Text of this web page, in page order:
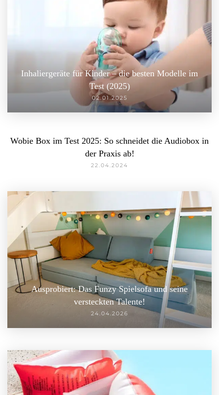
Inhaliergeräte für Kinder – die besten Modelle im
Test (2025)
02.01.2025
Wobie Box im Test 2025: So schneidet die Audiobox in
der Praxis ab!
22.04.2024
Ausprobiert: Das Funzy Spielsofa und seine
versteckten Talente!
24.04.2026